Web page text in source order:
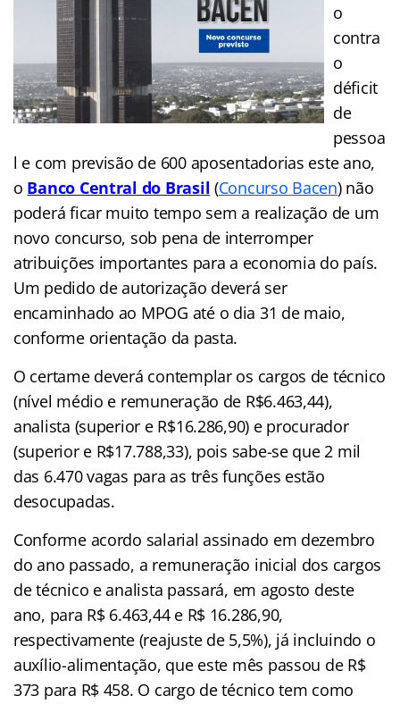
o
contra
o
déficit
de
pessoa
l e com previsão de 600 aposentadorias este ano,
o Banco Central do Brasil (Concurso Bacen) não
poderá ficar muito tempo sem a realização de um
novo concurso, sob pena de interromper
atribuições importantes para a economia do país.
Um pedido de autorização deverá ser
encaminhado ao MPOG até o dia 31 de maio,
conforme orientação da pasta.
O certame deverá contemplar os cargos de técnico
(nível médio e remuneração de R$6.463,44),
analista (superior e R$16.286,90) e procurador
(superior e R$17.788,33), pois sabe-se que 2 mil
das 6.470 vagas para as três funções estão
desocupadas.
Conforme acordo salarial assinado em dezembro
do ano passado, a remuneração inicial dos cargos
de técnico e analista passará, em agosto deste
ano, para R$ 6.463,44 e R$ 16.286,90,
respectivamente (reajuste de 5,5%), já incluindo o
auxílio-alimentação, que este mês passou de R$
373 para R$ 458. O cargo de técnico tem como